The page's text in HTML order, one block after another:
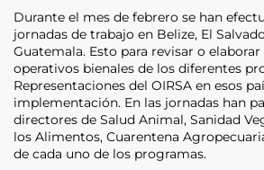
Durante el mes de febrero se han
jornadas de trabajo en Belize, El
Guatemala. Esto para revisar o elaborar
operativos bienales de los diferentes
Representaciones del OIRSA en esos
implementación. En las jornadas han
directores de Salud Animal, Sanidad
los Alimentos, Cuarentena
de cada uno de los programas.